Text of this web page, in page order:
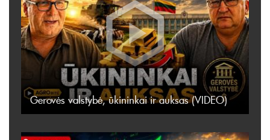
Gerovės valstybė, ūkininkai ir auksas (VIDEO)